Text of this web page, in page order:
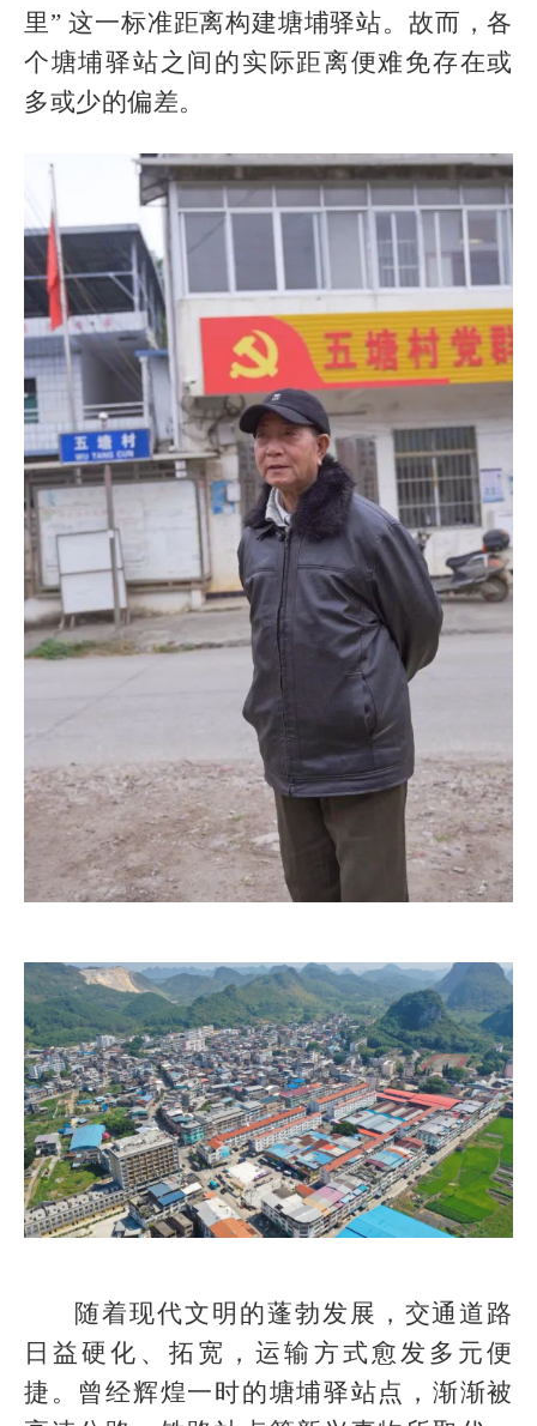
里” 这一标准距离构建塘埔驿站。故而，各
个塘埔驿站之间的实际距离便难免存在或
多或少的偏差。
随着现代文明的蓬勃发展，交通道路
日益硬化、拓宽，运输方式愈发多元便
捷。曾经辉煌一时的塘埔驿站点，渐渐被